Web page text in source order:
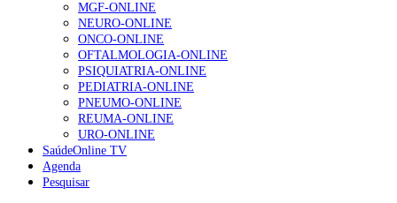
Quase quatro em cada dez doentes com enfarte
apresentavam níveis elevados de Lp(a), revela estudo
86 visualizações
“Os programas de rastreio do cancro do pulmão são
custo-efetivos e representam um investimento
sustentável para os sistemas de saúde”
66 visualizações
MGF-ONLINE
NEURO-ONLINE
ONCO-ONLINE
OFTALMOLOGIA-ONLINE
PSIQUIATRIA-ONLINE
PEDIATRIA-ONLINE
PNEUMO-ONLINE
REUMA-ONLINE
URO-ONLINE
SaúdeOnline TV
Agenda
Pesquisar